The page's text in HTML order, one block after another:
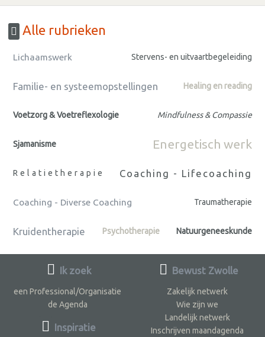
Alle rubrieken
Lichaamswerk Stervens- en uitvaartbegeleiding
Familie- en systeemopstellingen Healing en reading
Voetzorg & Voetreflexologie Mindfulness & Compassie
Sjamanisme Energetisch werk
Relatietherapie Coaching - Lifecoaching
Coaching - Diverse Coaching Traumatherapie
Kruidentherapie Psychotherapie Natuurgeneeskunde
Ik zoek
een Professional/Organisatie
de Agenda
Inspiratie
Bewust Zwolle
Zakelijk netwerk
Wie zijn we
Landelijk netwerk
Inschrijven maandagenda